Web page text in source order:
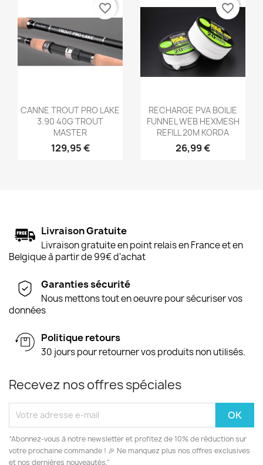
Aperçu rapide
CANNE TROUT PRO LAKE
3.90 40G TROUT
MASTER
129,95 €
favorite_border
Aperçu rapide
RECHARGE PVA BOILIE
FUNNEL WEB HEXMESH
REFILL 20M KORDA
26,99 €
favorite_border
Livraison Gratuite
Livraison gratuite en point relais en France et en
Belgique à partir de 99€ d'achat
Garanties sécurité
Nous mettons tout en oeuvre pour sécuriser vos
données
Politique retours
30 jours pour retourner vos produits non utilisés.
Recevez nos offres spéciales
“Abonnez-vous à notre newsletter et profitez de 10% de réduction sur
votre prochaine commande ! 🎉 Ne manquez plus nos offres exclusives
et nos dernières nouveautés.”